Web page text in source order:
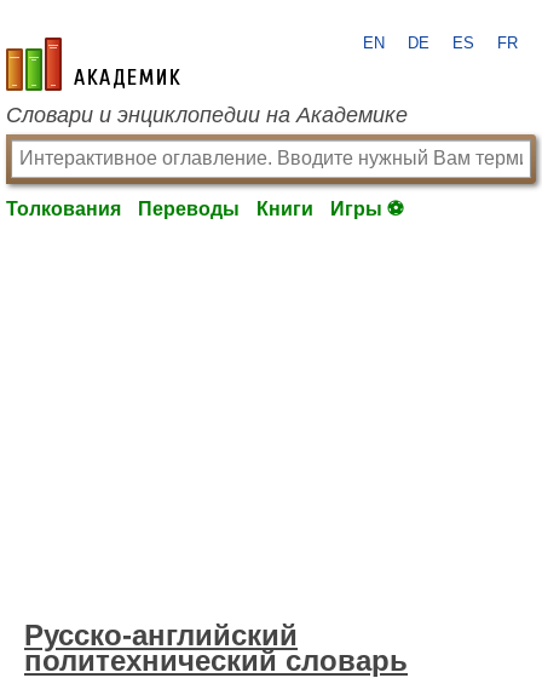
academic.ru
EN DE ES FR
Словари и энциклопедии на Академике
Толкования Переводы Книги Игры ⚽
Русско-английский
политехнический словарь